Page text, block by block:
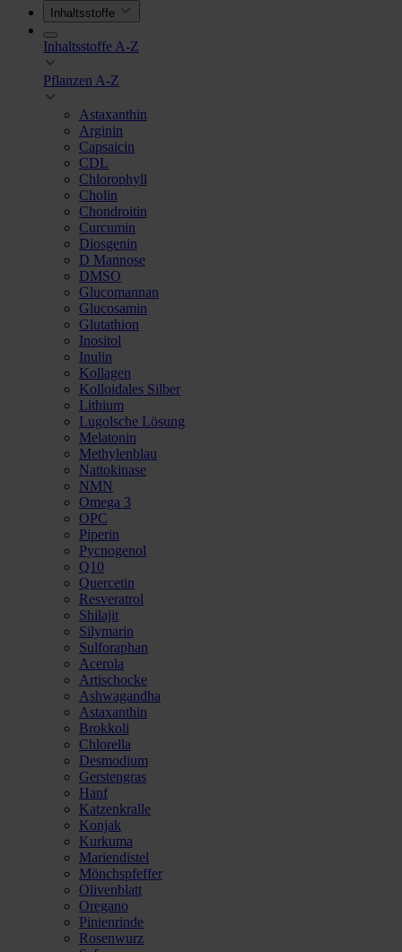
Inhaltsstoffe
Inhaltsstoffe A-Z
Pflanzen A-Z
Astaxanthin
Arginin
Capsaicin
CDL
Chlorophyll
Cholin
Chondroitin
Curcumin
Diosgenin
D Mannose
DMSO
Glucomannan
Glucosamin
Glutathion
Inositol
Inulin
Kollagen
Kolloidales Silber
Lithium
Lugolsche Lösung
Melatonin
Methylenblau
Nattokinase
NMN
Omega 3
OPC
Piperin
Pycnogenol
Q10
Quercetin
Resveratrol
Shilajit
Silymarin
Sulforaphan
Acerola
Artischocke
Ashwagandha
Astaxanthin
Brokkoli
Chlorella
Desmodium
Gerstengras
Hanf
Katzenkralle
Konjak
Kurkuma
Mariendistel
Mönchspfeffer
Olivenblatt
Oregano
Pinienrinde
Rosenwurz